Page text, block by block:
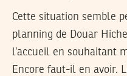
Cette situation semble
planning de Douar
l’accueil en souhaitant
Encore faut-il en avoir.